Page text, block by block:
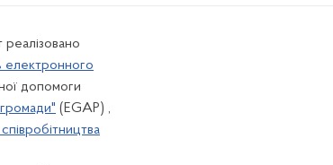
реалізовано
електронного
допомоги
громади" (EGAP) ,